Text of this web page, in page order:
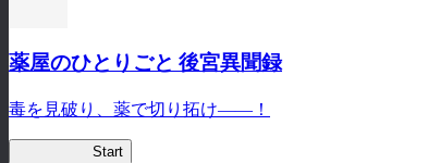
薬屋のひとりごと 後宮異聞録
毒を見破り、薬で切り拓け――！
Start